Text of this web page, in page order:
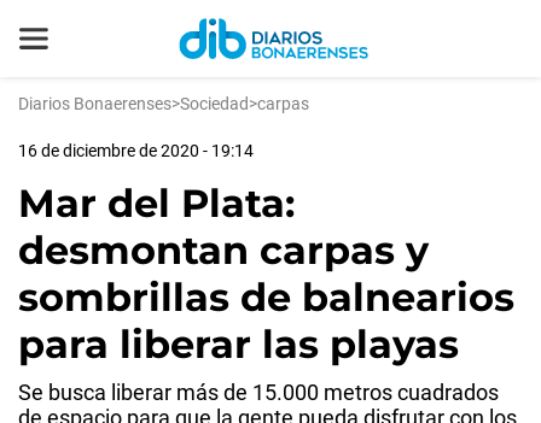
Diarios Bonaerenses>Sociedad>carpas
16 de diciembre de 2020 - 19:14
Mar del Plata:
desmontan carpas y
sombrillas de balnearios
para liberar las playas
Se busca liberar más de 15.000 metros cuadrados
de espacio para que la gente pueda disfrutar con los